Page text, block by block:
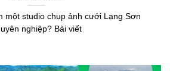
một studio chụp ảnh cưới Lạng Sơn
nghiệp? Bài viết